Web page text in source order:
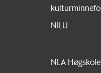
NILU
NLA